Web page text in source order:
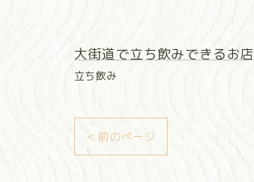
大街道で立ち飲みできるお店
立ち飲み
< 前のページ